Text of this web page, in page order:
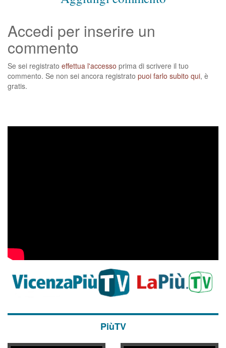
Accedi per inserire un
commento
Se sei registrato effettua l'accesso prima di scrivere il tuo
commento. Se non sei ancora registrato puoi farlo subito qui, è
gratis.
PiùTV